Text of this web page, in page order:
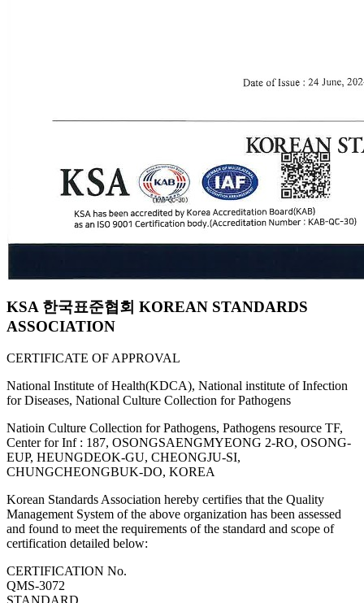
KSA 한국표준협회 KOREAN STANDARDS
ASSOCIATION
CERTIFICATE OF APPROVAL
National Institute of Health(KDCA), National institute of Infection
for Diseases, National Culture Collection for Pathogens
Natioin Culture Collection for Pathogens, Pathogens resource TF,
Center for Inf : 187, OSONGSAENGMYEONG 2-RO, OSONG-
EUP, HEUNGDEOK-GU, CHEONGJU-SI,
CHUNGCHEONGBUK-DO, KOREA
Korean Standards Association hereby certifies that the Quality
Management System of the above organization has been assessed
and found to meet the requirements of the standard and scope of
certification detailed below:
CERTIFICATION No.
QMS-3072
STANDARD